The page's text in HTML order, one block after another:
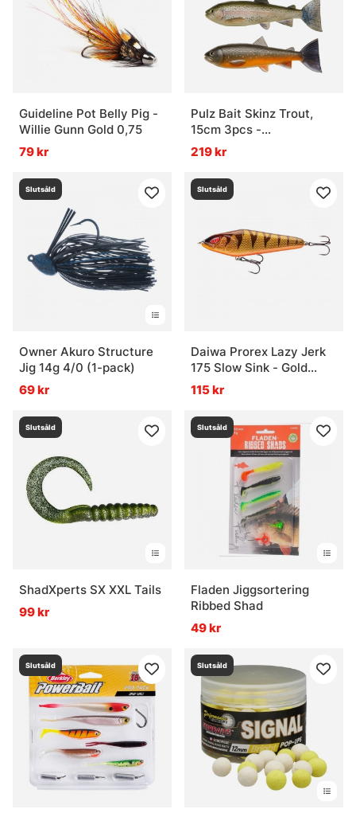
Vad är en wobbler?
Guideline Pot Belly Pig -
Willie Gunn Gold 0,75
79 kr
Pulz Bait Skinz Trout,
15cm 3pcs -
Brown/Rainbow/Char
219 kr
Slutsåld
Owner Akuro Structure
Jig 14g 4/0 (1-pack)
69 kr
Slutsåld
Daiwa Prorex Lazy Jerk
175 Slow Sink - Gold
Tiger
115 kr
Slutsåld
ShadXperts SX XXL Tails
99 kr
Slutsåld
Fladen Jiggsortering
Ribbed Shad
49 kr
Slutsåld Slutsåld